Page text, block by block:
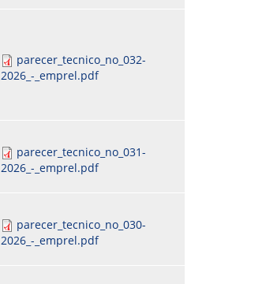
parecer_tecnico_no_032-
2026_-_emprel.pdf
parecer_tecnico_no_031-
2026_-_emprel.pdf
parecer_tecnico_no_030-
2026_-_emprel.pdf